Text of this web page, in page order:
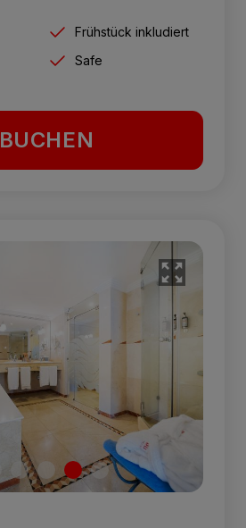
Frühstück inkludiert
Safe
BUCHEN